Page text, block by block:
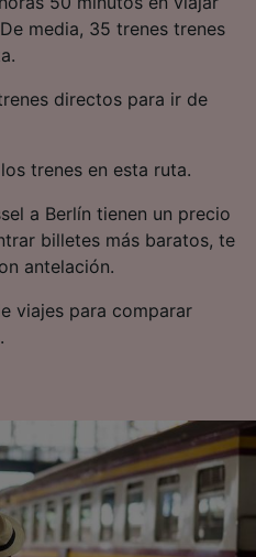
media, 35 trenes trenes
directos para ir de
trenes en esta ruta.
a Berlín tienen un precio
billetes más baratos, te
antelación.
viajes para comparar
las
para su
la información en un
medición de
investigación de